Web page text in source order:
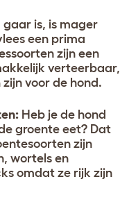
gaar is, is mager
een prima
zijn een
verteerbaar,
voor de hond.
Heb je de hond
groente eet? Dat
zijn
wortels en
omdat ze rijk zijn